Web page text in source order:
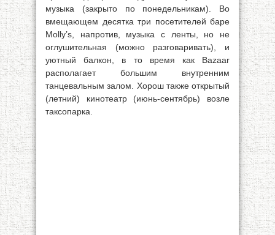
музыка (закрыто по понедельникам). Во
вмещающем десятка три посетителей баре
Molly’s, напротив, музыка с ленты, но не
оглушительная (можно разговаривать), и
уютный балкон, в то время как Bazaar
располагает большим внутренним
танцевальным залом. Хорош также открытый
(летний) кинотеатр (июнь-сентябрь) возле
таксопарка.